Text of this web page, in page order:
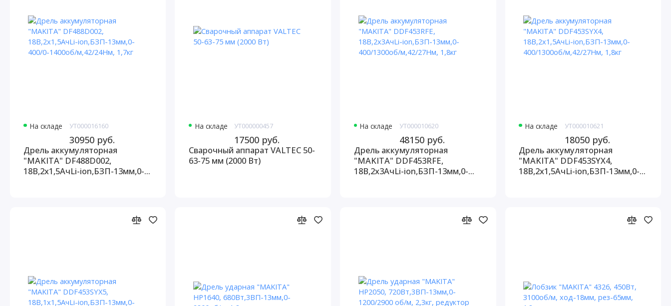
На складе УТ000016160
30950 руб.
Дрель аккумуляторная
"MAKITA" DF488D002,
18В,2х1,5АчLi-ion,БЗП-13мм,0-
На складе УТ000000457
17500 руб.
Сварочный аппарат VALTEC 50-
63-75 мм (2000 Вт)
На складе УТ000010620
48150 руб.
Дрель аккумуляторная
"MAKITA" DDF453RFE,
18В,2х3АчLi-ion,БЗП-13мм,0-
На складе УТ000010621
18050 руб.
Дрель аккумуляторная
"MAKITA" DDF453SYX4,
18В,2х1,5АчLi-ion,БЗП-13мм,0-